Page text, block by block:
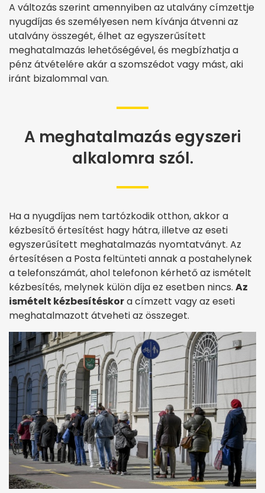
A változás szerint amennyiben az utalvány címzettje
nyugdíjas és személyesen nem kívánja átvenni az
utalvány összegét, élhet az egyszerűsített
meghatalmazás lehetőségével, és megbízhatja a
pénz átvételére akár a szomszédot vagy mást, aki
iránt bizalommal van.
A meghatalmazás egyszeri
alkalomra szól.
Ha a nyugdíjas nem tartózkodik otthon, akkor a
kézbesítő értesítést hagy hátra, illetve az eseti
egyszerűsített meghatalmazás nyomtatványt. Az
értesítésen a Posta feltünteti annak a postahelynek
a telefonszámát, ahol telefonon kérhető az ismételt
kézbesítés, melynek külön díja ez esetben nincs. Az
ismételt kézbesítéskora címzett vagy az eseti
meghatalmazott átveheti az összeget.